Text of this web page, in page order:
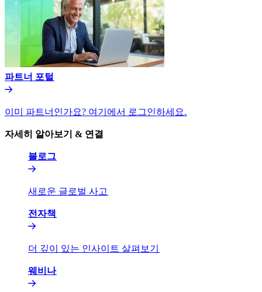
파트너 포털​​
이미 파트너인가요? 여기에서 로그인하세요.​​
자세히 알아보기 & 연결​​
블로그​​
새로운 글로벌 사고​​
전자책​​
더 깊이 있는 인사이트 살펴보기​​
웨비나​​